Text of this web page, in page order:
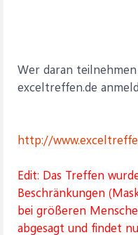
Wer daran
exceltreffen.de
http://
Edit: Das Treffen
Beschränkungen
bei größeren
abgesagt und findet